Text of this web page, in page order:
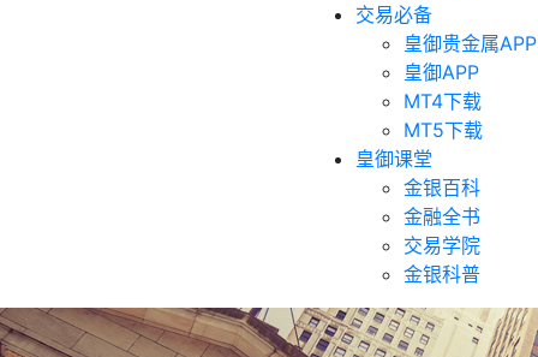
交易必备
皇御贵金属APP
皇御APP
MT4下载
MT5下载
皇御课堂
金银百科
金融全书
交易学院
金银科普